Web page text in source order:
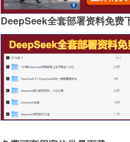
DeepSeek全套部署资料免费